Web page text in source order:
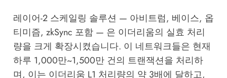
레이어-2 스케일링 솔루션 — 아비트럼, 베이스, 옵
티미즘, zkSync 포함 — 은 이더리움의 실효 처리
량을 크게 확장시켰습니다. 이 네트워크들은 현재
하루 1,000만~1,500만 건의 트랜잭션을 처리하
며, 이는 이더리움 L1 처리량의 약 3배에 달하고,